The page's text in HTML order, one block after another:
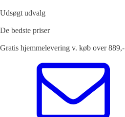
Udsøgt udvalg
De bedste priser
Gratis hjemmelevering v. køb over 889,-